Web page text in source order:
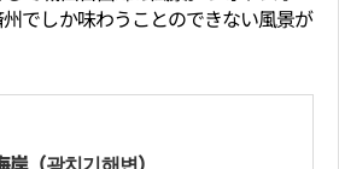
でしか味わうことのできない風景が